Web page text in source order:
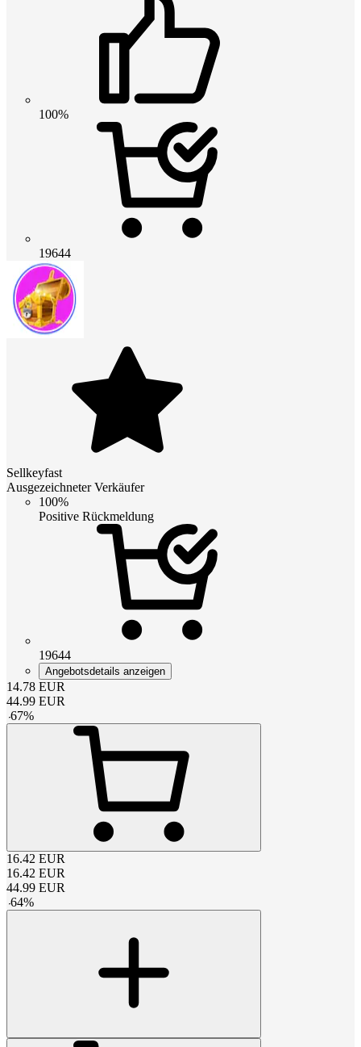
100%
19644
Sellkeyfast
Ausgezeichneter Verkäufer
100%
Positive Rückmeldung
19644
Angebotsdetails anzeigen
14.78 EUR
44.99 EUR
-67%
16.42 EUR
16.42 EUR
44.99 EUR
-64%